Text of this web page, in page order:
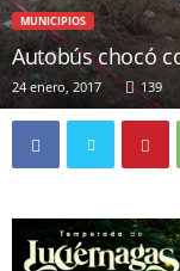
MUNICIPIOS
Autobús chocó
24 enero, 2017 139